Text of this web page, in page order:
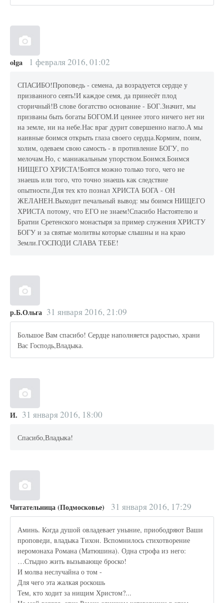
olga 1 февраля 2016, 01:02
СПАСИБО!Проповедь - семена, да возрадуется сердце у
призванного сеять!И каждое семя, да принесёт плод
сторичный!В слове богатство основание - БОГ.Значит, мы
призваны быть богаты БОГОМ.И ценнее этого ничего нет ни
на земле, ни на небе.Нас враг дурит совершенно нагло.А мы
наивные боимся открыть глаза своего сердца.Кормим, поим,
холим, одеваем свою самость - в противление БОГУ, по
мелочам.Но, с маниакальным упорством.Боимся.Боимся
НИЩЕГО ХРИСТА!Боятся можно только того, чего не
знаешь или того, что точно знаешь как следствие
опытности.Для тех кто познал ХРИСТА БОГА - ОН
ЖЕЛАНЕН.Выходит печальный вывод: мы боимся НИЩЕГО
ХРИСТА потому, что ЕГО не знаем!Спасибо Настоятелю и
Братии Сретенского монастыря за пример служения ХРИСТУ
БОГУ и за святые молитвы которые слышны и на краю
Земли.ГОСПОДИ СЛАВА ТЕБЕ!
р.Б.Ольга 31 января 2016, 21:09
Большое Вам спасибо! Сердце наполняется радостью, храни
Вас Господь,Владыка.
И. 31 января 2016, 18:00
Спасибо,Владыка!
Читательница (Подмосковье) 31 января 2016, 17:29
Аминь. Когда душой овладевает уныние, приободряют Ваши
проповеди, владыка Тихон. Вспомнилось стихотворение
иеромонаха Романа (Матюшина). Одна строфа из него:
…Стыдно жить вызывающе броско!
И молва неслучайна о том -
Для чего эта жалкая роскошь
Тем, кто ходит за нищим Христом?...